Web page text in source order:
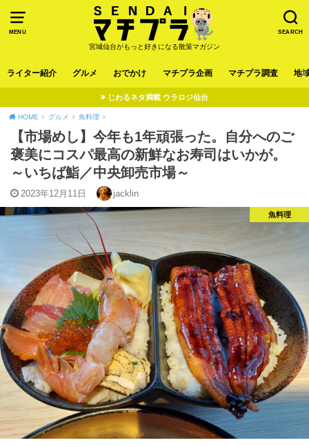
MENU SEARCH
宮城仙台がもっと好きになる散策マガジン
ライター紹介 グルメ おでかけ マチプラ企画 マチプラ調査 地
じわるネタ満載 ウラロジ仙台
HOME グルメ 魚料理
【市場めし】今年も1年頑張った。自分へのご
褒美にコスパ最高の新鮮なお寿司はいかが。
～いちば鮨／中央卸売市場～
2023年12月11日 jacklin
魚料理